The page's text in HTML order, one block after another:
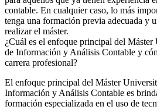
contable. En cualquier caso, lo más
tenga una formación previa adecuada y
realizar el máster.
¿Cuál es el enfoque principal del Máster
de Información y Análisis Contable y
carrera profesional?
El enfoque principal del Máster
Información y Análisis Contable es
formación especializada en el uso de